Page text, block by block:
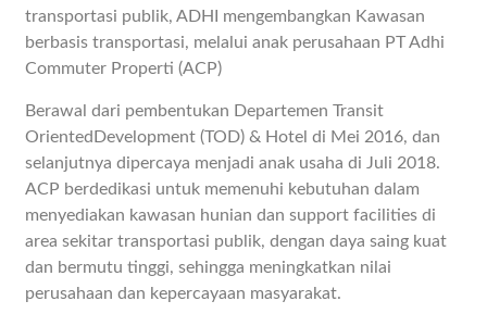
transportasi publik, ADHI mengembangkan Kawasan
berbasis transportasi, melalui anak perusahaan PT Adhi
Commuter Properti (ACP)
Berawal dari pembentukan Departemen Transit
OrientedDevelopment (TOD) & Hotel di Mei 2016, dan
selanjutnya dipercaya menjadi anak usaha di Juli 2018.
ACP berdedikasi untuk memenuhi kebutuhan dalam
menyediakan kawasan hunian dan support facilities di
area sekitar transportasi publik, dengan daya saing kuat
dan bermutu tinggi, sehingga meningkatkan nilai
perusahaan dan kepercayaan masyarakat.